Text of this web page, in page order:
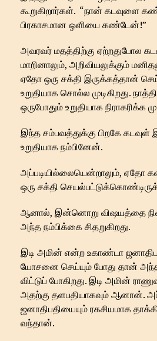
கூறுகிறார்கள். “நான் கடவுளை
பிரகாசமான ஒளியை கண்டேன்!”
அவரவர் மதத்திற்கு ஏற்றதுபோல
மாறினாலும், அறிவியலுக்கும்
ஏதோ ஒரு சக்தி இருக்கத்தான்
உறுதியாக சொல்ல முடிகிறது.
ஒருபோதும் உறுதியாக நிராகரிக்க
இந்த சம்பவத்துக்கு பிறகே கடவுள்
உறுதியாக நம்பினேன்.
அப்படியில்லையென்றாலும், ஏதோ
ஒரு சக்தி
ஆனால், இன்னொறு விஷயத்தை
அந்த நம்பிக்கை சிதறுகிறது.
இடி அமின் என்ற உகாண்டா
யோசனை செய்யும் போது தான்
விட்டுப் போகிறது. இடி அமின்
அதற்கு தளபதியாகவும் ஆனான்.
ஜனாதிபதியையும் ரகசியமாக
வந்தான்.